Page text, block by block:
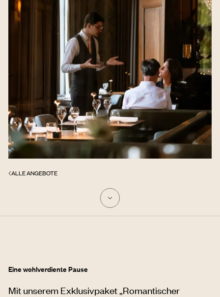
ALLE ANGEBOTE
Eine wohlverdiente Pause
Mit unserem Exklusivpaket „Romantischer